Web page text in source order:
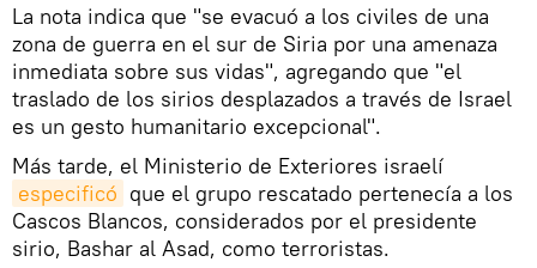
La nota indica que "se evacuó a los civiles de una
zona de guerra en el sur de Siria por una amenaza
inmediata sobre sus vidas", agregando que "el
traslado de los sirios desplazados a través de Israel
es un gesto humanitario excepcional".
Más tarde, el Ministerio de Exteriores israelí
especificó que el grupo rescatado pertenecía a los
Cascos Blancos, considerados por el presidente
sirio, Bashar al Asad, como terroristas.